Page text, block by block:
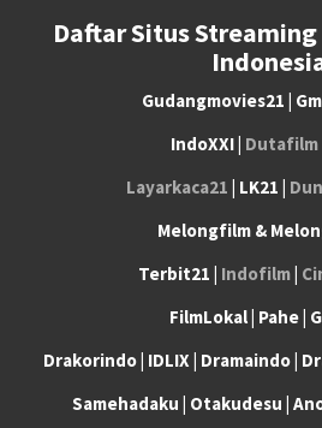
Daftar Situs
Gudangmovies21 |
IndoXXI | Dutafilm
Layarkaca21 | LK21 |
Melongfilm &
Terbit21 | Indofilm|
FilmLokal | Pahe |
Drakorindo | IDLIX | Dramaindo |
Samehadaku | Otakudesu |